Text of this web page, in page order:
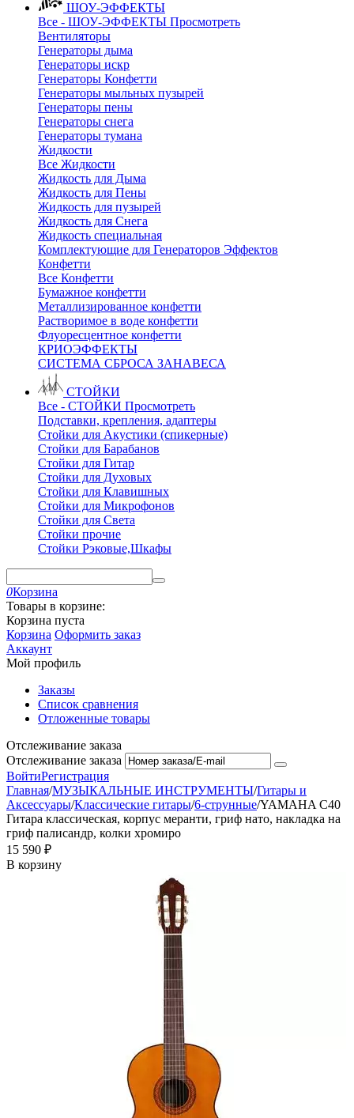
ШОУ-ЭФФЕКТЫ
Все - ШОУ-ЭФФЕКТЫ Просмотреть
Вентиляторы
Генераторы дыма
Генераторы искр
Генераторы Конфетти
Генераторы мыльных пузырей
Генераторы пены
Генераторы снега
Генераторы тумана
Жидкости
Все Жидкости
Жидкость для Дыма
Жидкость для Пены
Жидкость для пузырей
Жидкость для Снега
Жидкость специальная
Комплектующие для Генераторов Эффектов
Конфетти
Все Конфетти
Бумажное конфетти
Металлизированное конфетти
Растворимое в воде конфетти
Флуоресцентное конфетти
КРИОЭФФЕКТЫ
СИСТЕМА СБРОСА ЗАНАВЕСА
СТОЙКИ
Все - СТОЙКИ Просмотреть
Подставки, крепления, адаптеры
Стойки для Акустики (спикерные)
Стойки для Барабанов
Стойки для Гитар
Стойки для Духовых
Стойки для Клавишных
Стойки для Микрофонов
Стойки для Света
Стойки прочие
Стойки Рэковые,Шкафы
0Корзина
Товары в корзине:
Корзина пуста
Корзина Оформить заказ
Аккаунт
Мой профиль
Заказы
Список сравнения
Отложенные товары
Отслеживание заказа
Отслеживание заказа
ВойтиРегистрация
Главная/МУЗЫКАЛЬНЫЕ ИНСТРУМЕНТЫ/Гитары и
Аксессуары/Классические гитары/6-струнные/YAMAHA C40
Гитара классическая, корпус меранти, гриф нато, накладка на
гриф палисандр, колки хромиро
15 590 ₽
В корзину